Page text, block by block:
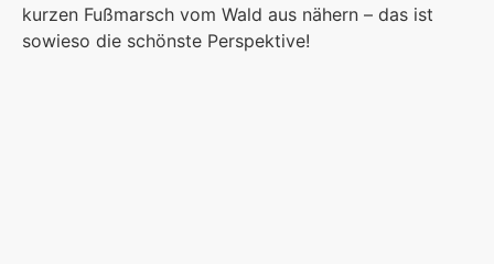
kurzen Fußmarsch vom Wald aus nähern – das ist
sowieso die schönste Perspektive!